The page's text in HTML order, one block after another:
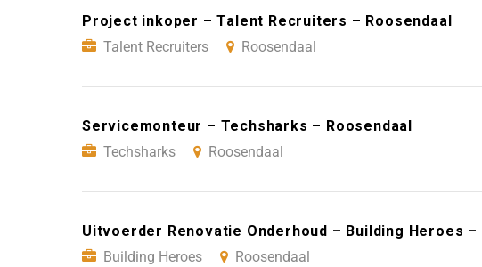
Project inkoper – Talent Recruiters – Roosendaal
Talent Recruiters
Roosendaal
Servicemonteur – Techsharks – Roosendaal
Techsharks
Roosendaal
Uitvoerder Renovatie Onderhoud – Building Heroes –
Building Heroes
Roosendaal